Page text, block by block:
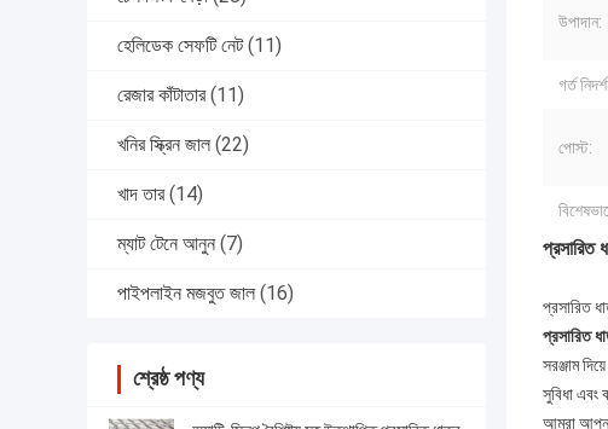
হেলিডেক সেফটি নেট (11)
রেজার কাঁটাতার (11)
খনির স্ক্রিন জাল (22)
খাদ তার (14)
ম্যাট টেনে আনুন (7)
পাইপলাইন মজবুত জাল (16)
শ্রেষ্ঠ পণ্য
উপাদান:
গর্ত
পোস্ট:
প্রসারিত
প্রসারিত
প্রসারিত
সরঞ্জাম
সুবিধা এবং
আমরা